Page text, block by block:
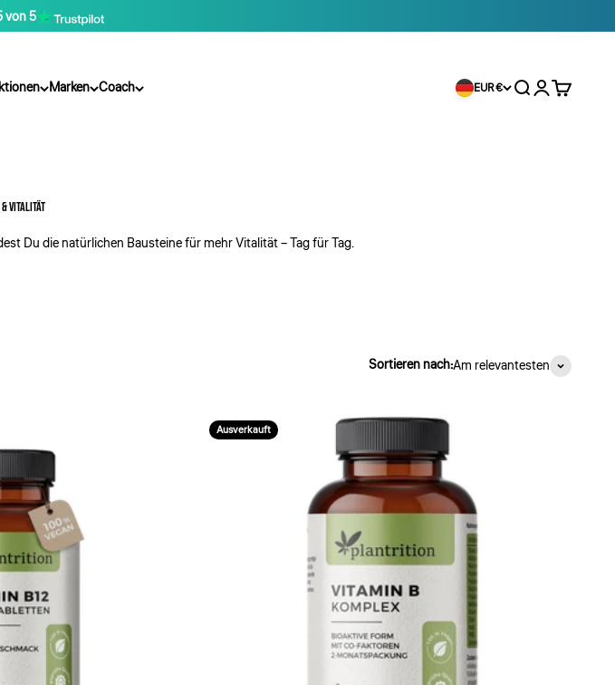
von 5
Marken Coach EUR € SucheAnmelden
Warenkorb
VITALITÄT
Du die natürlichen Bausteine für mehr Vitalität – Tag für Tag.
Sortieren nach:Am relevantesten
Ausverkauft